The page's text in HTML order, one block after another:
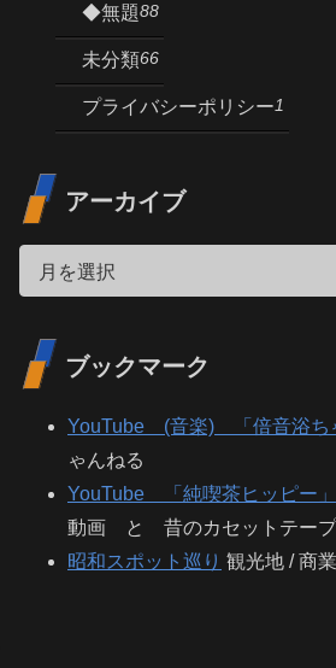
◆無題88
未分類66
プライバシーポリシー1
アーカイブ
ブックマーク
YouTube (音楽) 「倍音浴ち
ゃんねる
YouTube 「純喫茶ヒッピー」
動画 と 昔のカセットテー
昭和スポット巡り 観光地 / 商